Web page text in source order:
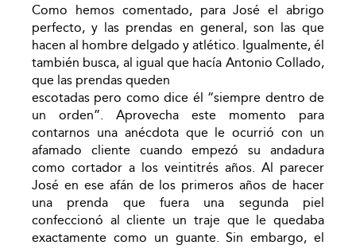
Como hemos comentado, para José el abrigo
perfecto, y las prendas en general, son las que
hacen al hombre delgado y atlético. Igualmente, él
también busca, al igual que hacía Antonio Collado,
que las prendas queden
escotadas pero como dice él “siempre dentro de
un orden”. Aprovecha este momento para
contarnos una anécdota que le ocurrió con un
afamado cliente cuando empezó su andadura
como cortador a los veintitrés años. Al parecer
José en ese afán de los primeros años de hacer
una prenda que fuera una segunda piel
confeccionó al cliente un traje que le quedaba
exactamente como un guante. Sin embargo, el